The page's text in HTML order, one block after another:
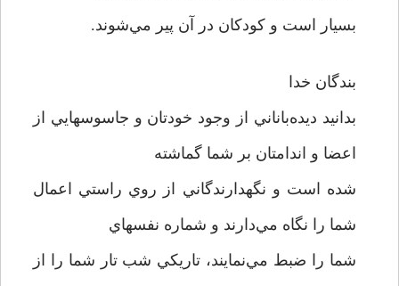
بسيار است و کودکان در آن پير مي‌شوند.
بندگان خدا
بدانيد ديده‌باناني از وجود خودتان و جاسوسهايي از
اعضا و اندامتان بر شما گماشته
شده است و نگهدارندگاني از روي راستي اعمال
شما را نگاه مي‌دارند و شماره نفسهاي
شما را ضبط مي‌نمايند، تاريکي شب تار شما را از